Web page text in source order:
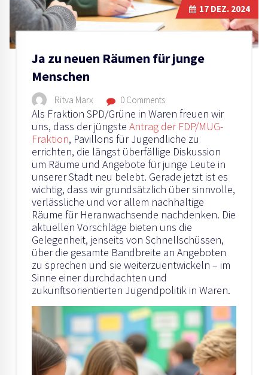
Ja zu neuen Räumen für junge
Menschen
17 DEZ. 2024
Ritva Marx 0 Comments
Als Fraktion SPD/Grüne in Waren freuen wir
uns, dass der jüngste Antrag der FDP/MUG-
Fraktion, Pavillons für Jugendliche zu
errichten, die längst überfällige Diskussion
um Räume und Angebote für junge Leute in
unserer Stadt neu belebt. Gerade jetzt ist es
wichtig, dass wir grundsätzlich über sinnvolle,
verlässliche und vor allem nachhaltige
Räume für Heranwachsende nachdenken. Die
aktuellen Vorschläge bieten uns die
Gelegenheit, jenseits von Schnellschüssen,
über die gesamte Bandbreite an Angeboten
zu sprechen und sie weiterzuentwickeln – im
Sinne einer durchdachten und
zukunftsorientierten Jugendpolitik in Waren.